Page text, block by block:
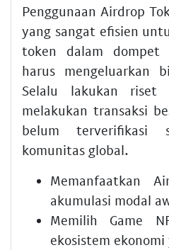
Penggunaan Airdrop
yang sangat efisien
token dalam
harus mengeluarkan
Selalu lakukan riset
melakukan transaksi
belum terverifikasi
komunitas global.
Memanfaatkan
akumulasi modal
Memilih Game
ekosistem